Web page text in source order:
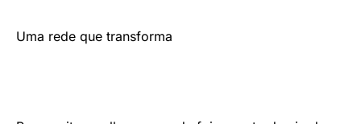
Uma rede que transforma